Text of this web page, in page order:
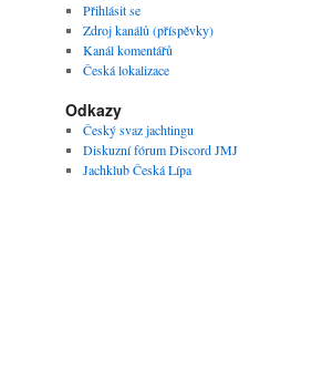
Přihlásit se
Zdroj kanálů (příspěvky)
Kanál komentářů
Česká lokalizace
Odkazy
Český svaz jachtingu
Diskuzní fórum Discord JMJ
Jachklub Česká Lípa